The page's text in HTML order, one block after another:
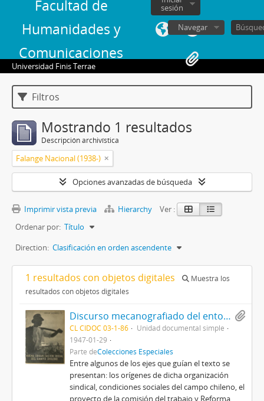
Facultad de
Humanidades y
Comunicaciones
sesión
Navegar
Universidad Finis Terrae
Filtros
Mostrando 1 resultados
Descripción archivística
Falange Nacional (1938-)
Opciones avanzadas de búsqueda
Imprimir vista previa Hierarchy
Ver :
Ordenar por: Título
Direction: Clasificación en orden ascendente
1 resultados con objetos digitales
Muestra los
resultados con objetos digitales
Discurso mecanografiado del entonces diputado Jorge Rogers Sotomayor, pronunciado en la Cámara de Diputados de Chile, titulado Nueva organización social del campo chileno, el problema de la sindicalización campesina
CL CIDOC 03-1-86
Unidad documental simple
1947-01-29
Parte deColecciones Especiales
Entre algunos de los ejes que guían el texto se
presentan: los orígenes de dicha organización
sindical, condiciones sociales del campo chileno, el
proyecto de la comisión del trabajo y Reforma